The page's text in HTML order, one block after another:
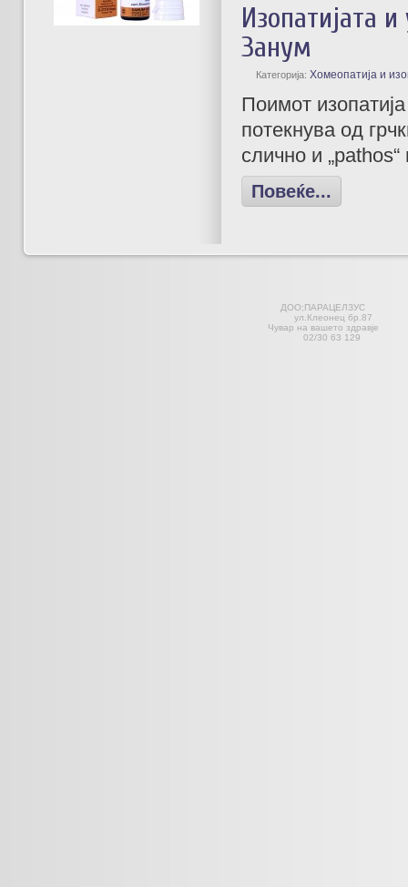
Изопатијата
Занум
Категорија: Хомеопатија и
Поимот
потекнува од
слично и
Повеќе...
ул.Клеонец
Чувар на вашето здравје
02/30 63